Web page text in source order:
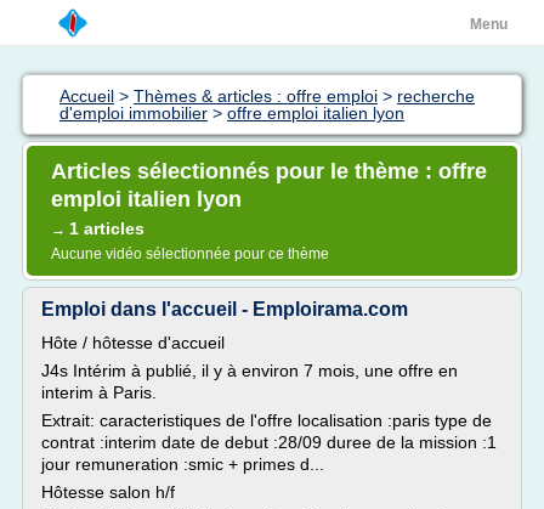
Menu
Accueil > Thèmes & articles : offre emploi > recherche
d'emploi immobilier > offre emploi italien lyon
Articles sélectionnés pour le thème : offre
emploi italien lyon
→ 1 articles
Aucune vidéo sélectionnée pour ce thème
Emploi dans l'accueil - Emploirama.com
Hôte / hôtesse d'accueil
J4s Intérim à publié, il y à environ 7 mois, une offre en
interim à Paris.
Extrait: caracteristiques de l'offre localisation :paris type de
contrat :interim date de debut :28/09 duree de la mission :1
jour remuneration :smic + primes d...
Hôtesse salon h/f